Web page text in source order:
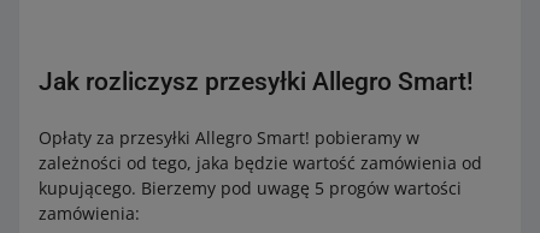
Twoje warunki zwrotów będą dostępne za każdym
razem, gdy tworzysz ofertę.
zwrotów.
Warunki sprzedaży – Pozostałe – Warunki zwrotów.
Wybierz te warunki zwrotów, które zapewnisz dla
wybranych ofert.
Jak rozliczysz przesyłki Allegro Smart!
Opłaty za przesyłki Allegro Smart! pobieramy w
zależności od tego, jaka będzie wartość zamówienia od
kupującego. Bierzemy pod uwagę 5 progów wartości
zamówienia: